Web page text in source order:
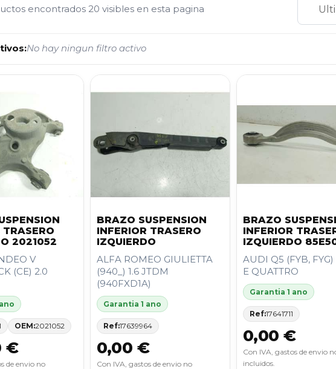
encontrados 20 visibles en esta pagina
No hay ningun filtro activo
TRASERO
2021052
V
(CE) 2.0
OEM:2021052
€
de envio no
BRAZO SUSPENSION
INFERIOR TRASERO
IZQUIERDO
ALFA ROMEO GIULIETTA
(940_) 1.6 JTDM
(940FXD1A)
Garantia 1 ano
Ref:17639964
0,00 €
Con IVA, gastos de envio no
BRAZO
INFERIOR
IZQUIERDO
AUDI Q5 (FYB, FYG)
E QUATTRO
Garantia 1 ano
Ref:17641711
0,00 €
Con IVA, gastos de envio
incluidos.